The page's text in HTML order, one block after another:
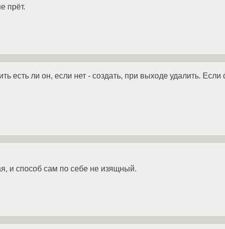
прёт.
есть ли он, если нет - создать, при выходе удалить. Если
и способ сам по себе не изящный.